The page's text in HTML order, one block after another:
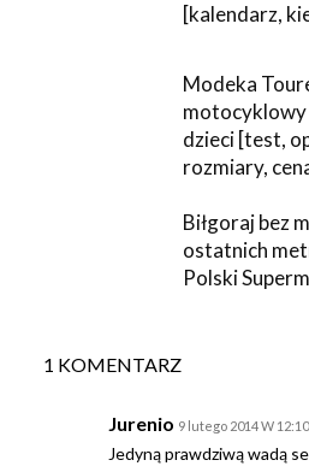
[kalendarz,
Modeka
motocyklowy
dzieci [test,
rozmiary,
Biłgoraj bez
ostatnich
Polski
1 KOMENTARZ
Jurenio 9 lutego 2014 W 12:10
Jedyną prawdziwą wadą